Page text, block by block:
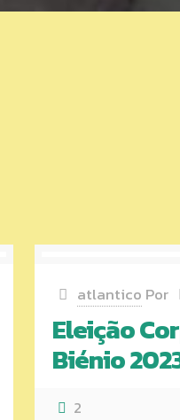
atlantico Por
Eleição
Biénio
2